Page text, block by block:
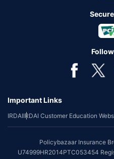
Important Links
IRDAIIRDAI Customer Education
Policybazaar Insurance
U74999HR2014PTC053454